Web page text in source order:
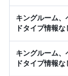
キングルーム、
ドタイプ情報な
キングルーム、
ドタイプ情報な